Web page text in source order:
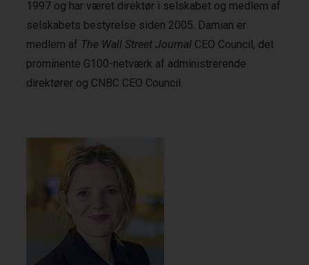
1997 og har været direktør i selskabet og medlem af
selskabets bestyrelse siden 2005. Damian er
medlem af The Wall Street JournalCEO Council, det
prominente G100-netværk af administrerende
direktører og CNBC CEO Council.